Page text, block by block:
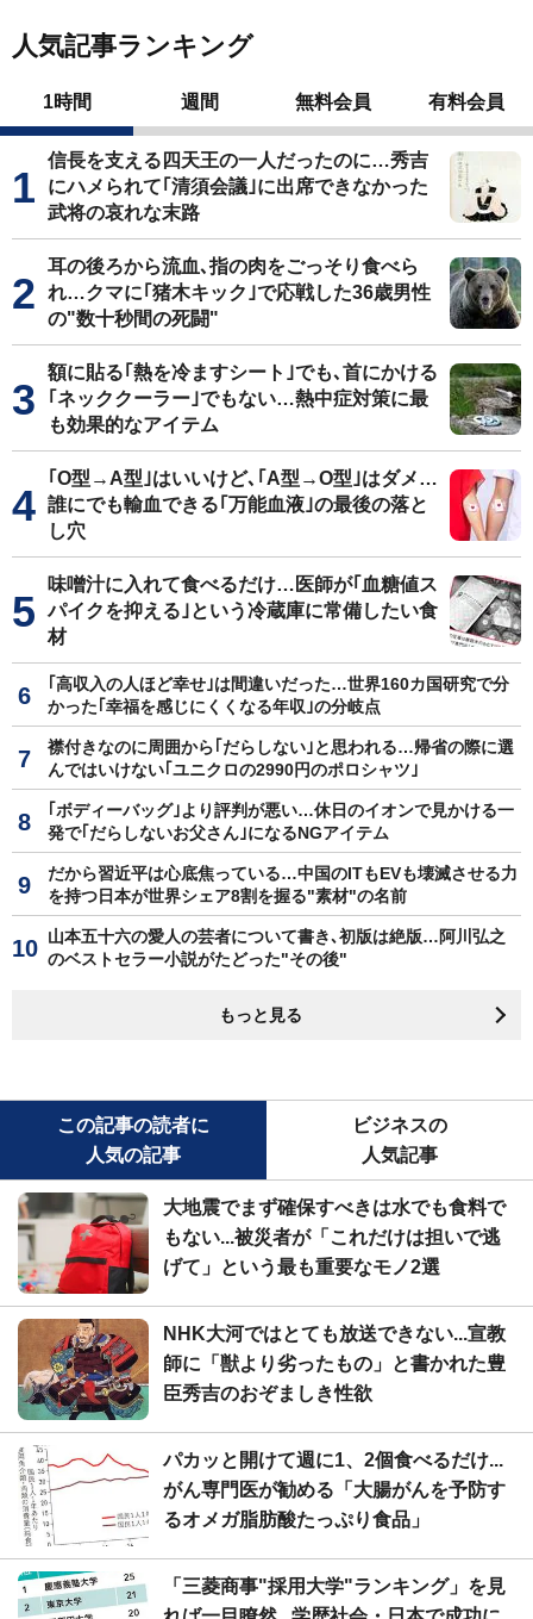
人気記事ランキング
1時間 週間 無料会員 有料会員
信長を支える四天王の一人だったのに…秀吉
にハメられて｢清須会議｣に出席できなかった
武将の哀れな末路
耳の後ろから流血､指の肉をごっそり食べら
れ…クマに｢猪木キック｣で応戦した36歳男性
の"数十秒間の死闘"
額に貼る｢熱を冷ますシート｣でも､首にかける
｢ネッククーラー｣でもない…熱中症対策に最
も効果的なアイテム
｢O型→A型｣はいいけど､｢A型→O型｣はダメ…
誰にでも輸血できる｢万能血液｣の最後の落と
し穴
味噌汁に入れて食べるだけ…医師が｢血糖値ス
パイクを抑える｣という冷蔵庫に常備したい食
材
｢高収入の人ほど幸せ｣は間違いだった…世界160カ国研究で分
かった｢幸福を感じにくくなる年収｣の分岐点
襟付きなのに周囲から｢だらしない｣と思われる…帰省の際に選
んではいけない｢ユニクロの2990円のポロシャツ｣
｢ボディーバッグ｣より評判が悪い…休日のイオンで見かける一
発で｢だらしないお父さん｣になるNGアイテム
だから習近平は心底焦っている…中国のITもEVも壊滅させる力
を持つ日本が世界シェア8割を握る"素材"の名前
山本五十六の愛人の芸者について書き､初版は絶版…阿川弘之
のベストセラー小説がたどった"その後"
もっと見る
この記事の読者に
人気の記事
ビジネスの
人気記事
大地震でまず確保すべきは水でも食料で
もない...被災者が「これだけは担いで逃
げて」という最も重要なモノ2選
NHK大河ではとても放送できない...宣教
師に「獣より劣ったもの」と書かれた豊
臣秀吉のおぞましき性欲
パカッと開けて週に1、2個食べるだけ...
がん専門医が勧める「大腸がんを予防す
るオメガ脂肪酸たっぷり食品」
「三菱商事"採用大学"ランキング」を見